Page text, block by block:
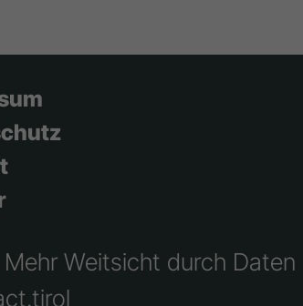
Mehr Weitsicht durch Daten